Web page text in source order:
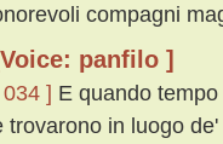
compagni
panfilo ]
034 ] E quando
trovarono in luogo